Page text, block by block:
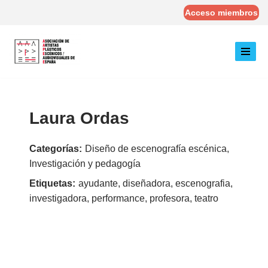
contenido
Acceso miembros
Laura Ordas
Categorías: Diseño de escenografía escénica,
Investigación y pedagogía
Etiquetas: ayudante, diseñadora, escenografia,
investigadora, performance, profesora, teatro